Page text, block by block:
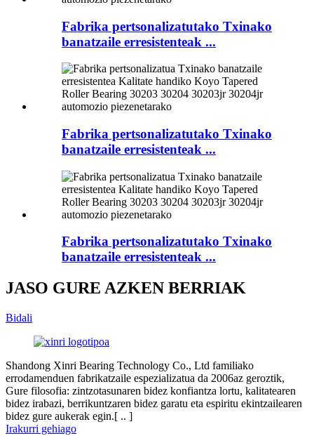
Fabrika pertsonalizatutako Txinako
banatzaile erresistenteak ...
Fabrika pertsonalizatutako Txinako
banatzaile erresistenteak ...
Fabrika pertsonalizatutako Txinako
banatzaile erresistenteak ...
JASO GURE AZKEN BERRIAK
Bidali
Shandong Xinri Bearing Technology Co., Ltd familiako
errodamenduen fabrikatzaile espezializatua da 2006az geroztik,
Gure filosofia: zintzotasunaren bidez konfiantza lortu, kalitatearen
bidez irabazi, berrikuntzaren bidez garatu eta espiritu ekintzailearen
bidez gure aukerak egin.[ .. ]
Irakurri gehiago